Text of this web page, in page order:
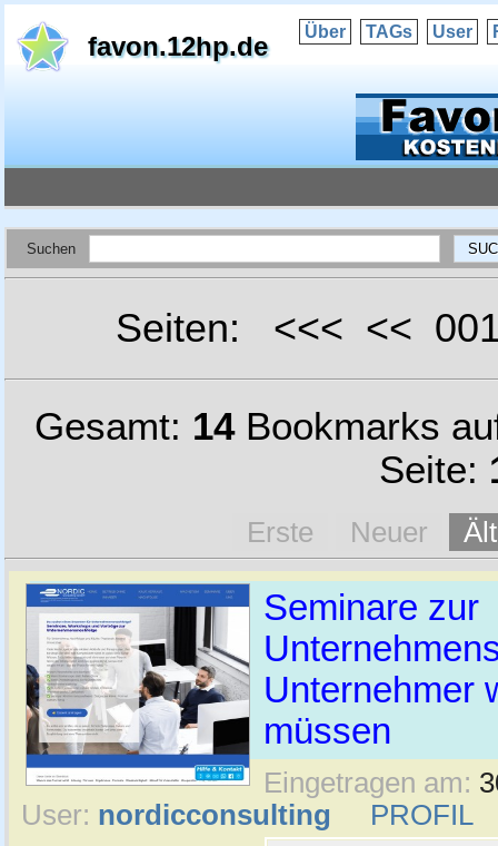
favon.12hp.de Über TAGs User
Suchen
Seiten: <<< <<
Gesamt: 14Bookmarks
Seite:
Erste Neuer
Seminare zur
Unternehmer
müssen
Eingetragen am:
User: nordicconsulting
PROFIL